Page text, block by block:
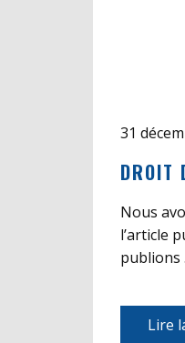
31
DROIT
Nous
l’article
publions
Lire